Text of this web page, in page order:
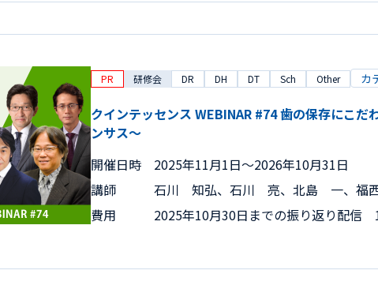
PR 研修会 DR DH DT Sch Other カ
クインテッセンス WEBINAR #74 歯の保存にこだ
ンサス～
開催日時
2025年11月1日〜2026年10月31日
講師
石川 知弘、石川 亮、北島 一、
費用
2025年10月30日までの振り返り配信